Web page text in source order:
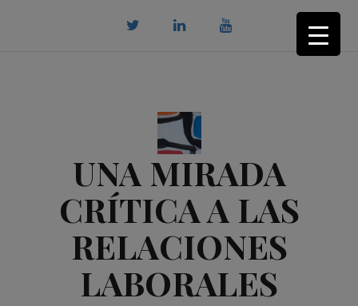
UNA MIRADA
CRÍTICA A LAS
RELACIONES
LABORALES